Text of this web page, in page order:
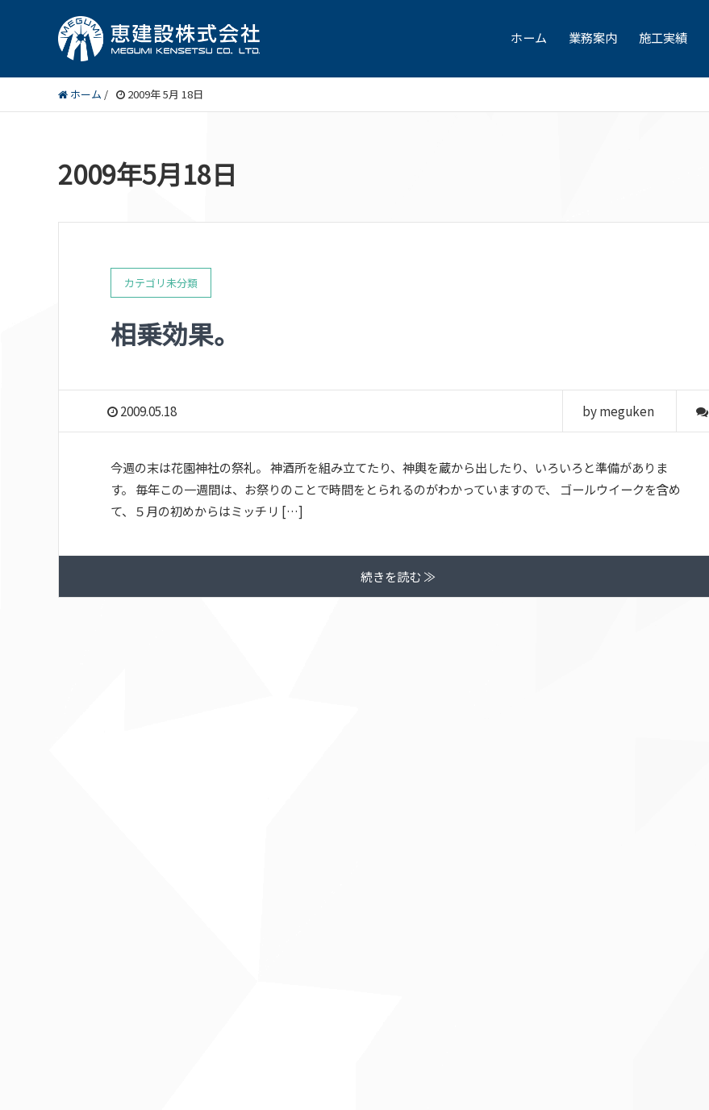
ホーム 業務案内 施工実績
ホーム / 2009年 5月 18日
2009年5月18日
カテゴリ未分類
相乗効果。
2009.05.18 by meguken
今週の末は花園神社の祭礼。 神酒所を組み立てたり、神輿を蔵から出したり、いろいろと準備がありま
す。 毎年この一週間は、お祭りのことで時間をとられるのがわかっていますので、 ゴールウイークを含め
て、５月の初めからはミッチリ […]
続きを読む ≫